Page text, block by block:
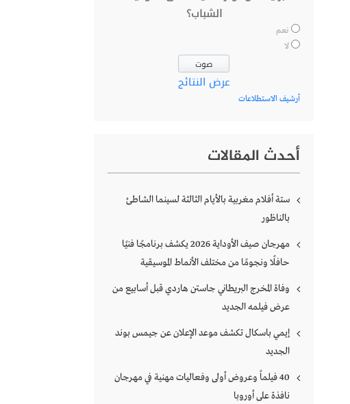
الشباب؟
نعم
لا
عرض النتائج
أرشيف الاستطلاعات
أحدث المقالات
ستة أفلام مغربية بالأيام الثالثة لسينما الشاطئ
بالناظور
مهرجان صيف الأوداية 2026 يكشف برنامجًا فنيًا
حافلًا ونجومًا من مختلف الأنماط الموسيقية
وفاة المخرج البريطاني جاستن هاردي قبل أسابيع من
عرض فيلمه الجديد
إيمي باسكال تكشف موعد الإعلان عن جيمس بوند
الجديد
40 فيلماً وعروض أولى وفعاليات مهنية في مهرجان
نافذة على أوروبا